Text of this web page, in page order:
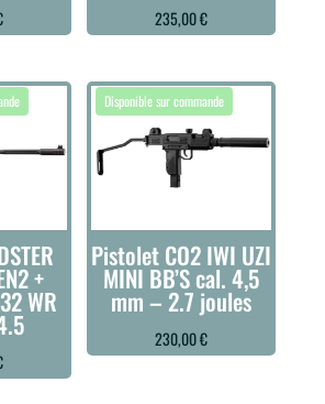
235,00€
+
WR
Pistolet CO2 IWI UZI
MINI BB’S cal. 4,5
mm – 2.7 joules
230,00€